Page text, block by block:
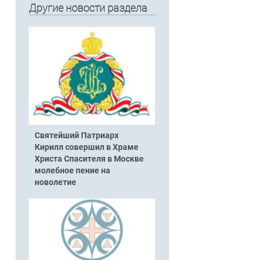
Другие новости раздела
Святейший Патриарх
Кирилл совершил в Храме
Христа Спасителя в Москве
молебное пение на
новолетие